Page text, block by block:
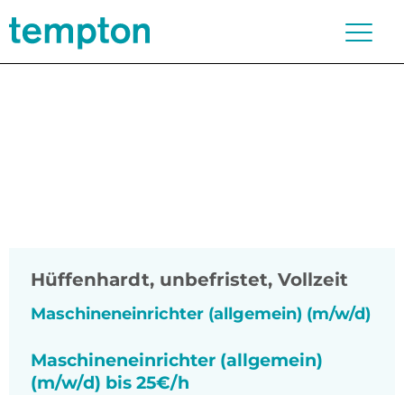
Hüffenhardt, unbefristet, Vollzeit
Maschineneinrichter (allgemein) (m/w/d)
Maschineneinrichter (allgemein)
(m/w/d) bis 25€/h